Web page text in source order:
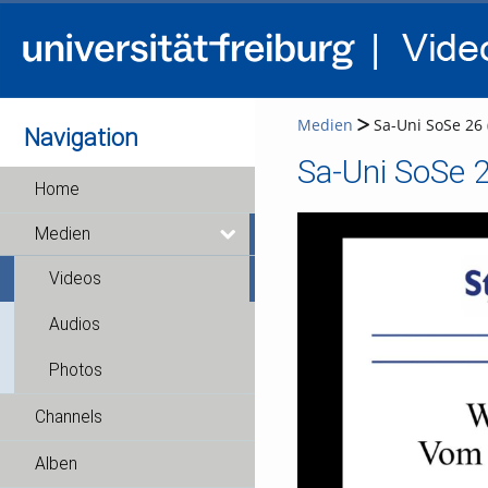
Navigation
Home
Medien
Videos
Audios
Photos
Channels
Alben
Medien Sa-Uni SoSe
Sa-Uni SoSe